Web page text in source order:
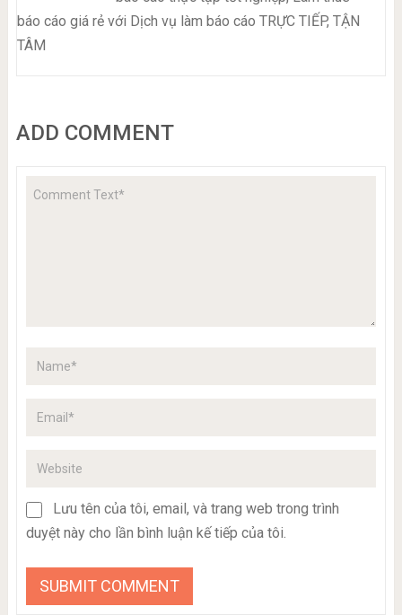
báo cáo giá rẻ với Dịch vụ làm báo cáo TRỰC TIẾP, TẬN
TÂM
ADD COMMENT
Lưu tên của tôi, email, và trang web trong trình
duyệt này cho lần bình luận kế tiếp của tôi.